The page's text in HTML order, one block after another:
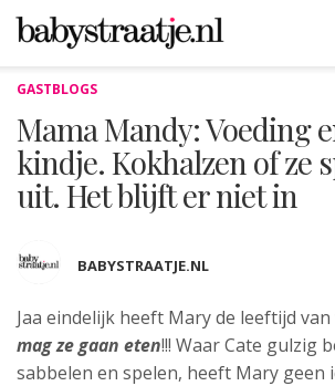
GASTBLOGS
Mama Mandy: Voeding
kindje. Kokhalzen of ze
uit. Het blijft er niet in
BABYSTRAATJE.NL
Jaa eindelijk heeft Mary de leeftijd
mag ze gaan eten!!! Waar Cate gulzig
sabbelen en spelen, heeft Mary geen